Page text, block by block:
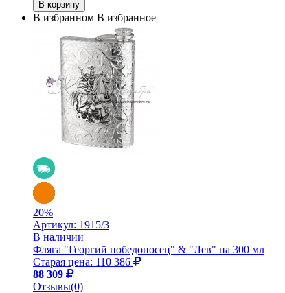
В избранном В избранное
20%
Артикул: 1915/3
В наличии
Фляга "Георгий победоносец" & "Лев" на 300 мл
Старая цена: 110 386
88 309
Отзывы(0)